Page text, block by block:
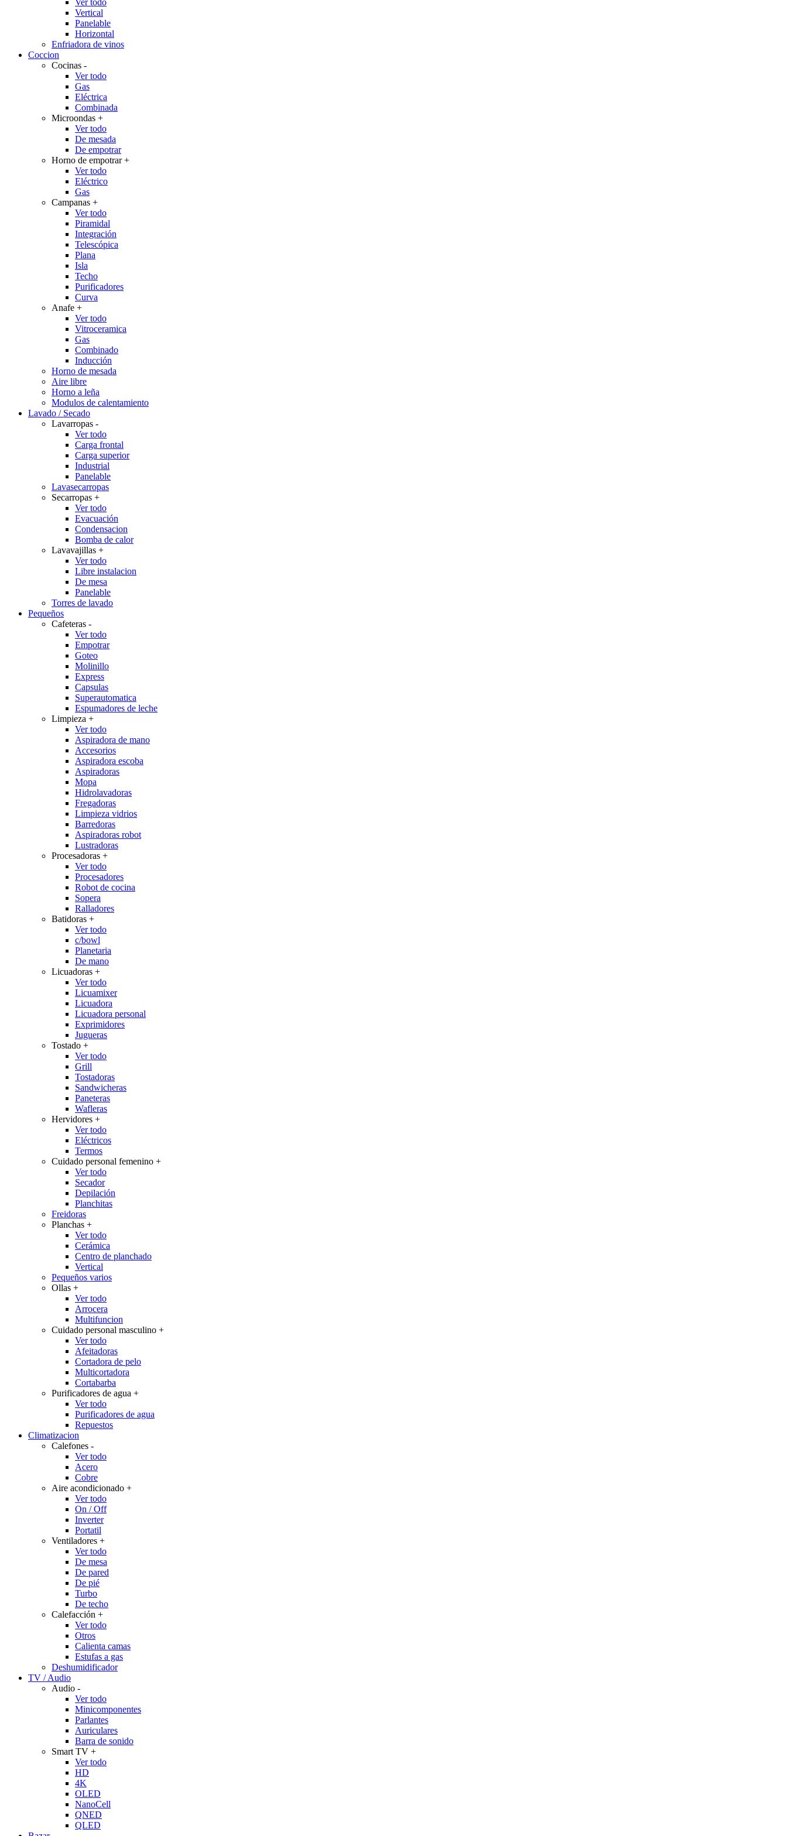
Ver todo
Vertical
Panelable
Horizontal
Enfriadora de vinos
Coccion
Cocinas -
Ver todo
Gas
Eléctrica
Combinada
Microondas +
Ver todo
De mesada
De empotrar
Horno de empotrar+
Ver todo
Eléctrico
Gas
Campanas +
Ver todo
Piramidal
Integración
Telescópica
Plana
Isla
Techo
Purificadores
Curva
Anafe +
Ver todo
Vitroceramica
Gas
Combinado
Inducción
Horno de mesada
Aire libre
Horno a leña
Modulos de calentamiento
Lavado / Secado
Lavarropas -
Ver todo
Carga frontal
Carga superior
Industrial
Panelable
Lavasecarropas
Secarropas +
Ver todo
Evacuación
Condensacion
Bomba de calor
Lavavajillas +
Ver todo
Libre instalacion
De mesa
Panelable
Torres de lavado
Pequeños
Cafeteras -
Ver todo
Empotrar
Goteo
Molinillo
Express
Capsulas
Superautomatica
Espumadores de leche
Limpieza +
Ver todo
Aspiradora de mano
Accesorios
Aspiradora escoba
Aspiradoras
Mopa
Hidrolavadoras
Fregadoras
Limpieza vidrios
Barredoras
Aspiradoras robot
Lustradoras
Procesadoras +
Ver todo
Procesadores
Robot de cocina
Sopera
Ralladores
Batidoras +
Ver todo
c/bowl
Planetaria
De mano
Licuadoras +
Ver todo
Licuamixer
Licuadora
Licuadora personal
Exprimidores
Jugueras
Tostado +
Ver todo
Grill
Tostadoras
Sandwicheras
Paneteras
Wafleras
Hervidores +
Ver todo
Eléctricos
Termos
Cuidado personal femenino +
Ver todo
Secador
Depilación
Planchitas
Freidoras
Planchas +
Ver todo
Cerámica
Centro de planchado
Vertical
Pequeños varios
Ollas +
Ver todo
Arrocera
Multifuncion
Cuidado personal masculino +
Ver todo
Afeitadoras
Cortadora de pelo
Multicortadora
Cortabarba
Purificadores de agua +
Ver todo
Purificadores de agua
Repuestos
Climatizacion
Calefones -
Ver todo
Acero
Cobre
Aire acondicionado +
Ver todo
On / Off
Inverter
Portatil
Ventiladores +
Ver todo
De mesa
De pared
De pié
Turbo
De techo
Calefacción +
Ver todo
Otros
Calienta camas
Estufas a gas
Deshumidificador
TV / Audio
Audio -
Ver todo
Minicomponentes
Parlantes
Auriculares
Barra de sonido
Smart TV +
Ver todo
HD
4K
OLED
NanoCell
QNED
QLED